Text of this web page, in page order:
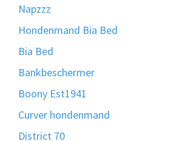
Napzzz
Hondenmand Bia Bed
Bia Bed
Bankbeschermer
Boony Est1941
Curver hondenmand
District 70